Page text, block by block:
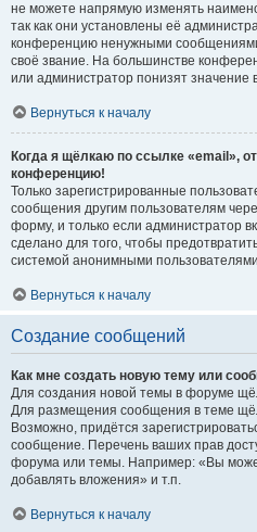
не можете напрямую изменять
так как они установлены её
конференцию ненужными
своё звание. На большинстве
или администратор понизят значение
Вернуться к началу
Когда я щёлкаю по ссылке «email»,
конференцию!
Только зарегистрированные
сообщения другим пользователям
форму, и только если администратор
сделано для того, чтобы
системой анонимными
Вернуться к началу
Создание сообщений
Как мне создать новую тему или
Для создания новой темы в форуме
Для размещения сообщения в теме
Возможно, придётся
сообщение. Перечень ваших прав
форума или темы. Например: «Вы
добавлять вложения» и т.п.
Вернуться к началу